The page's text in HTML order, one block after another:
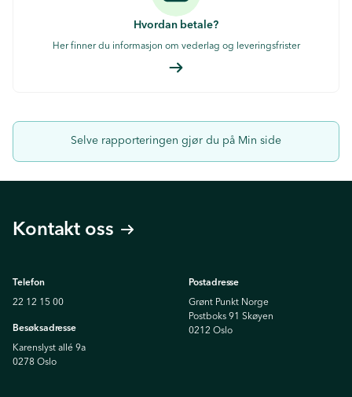
Hvordan betale?
Her finner du informasjon om vederlag og leveringsfrister
Selve rapporteringen gjør du på Min side
Kontakt oss
Telefon
22 12 15 00
Besøksadresse
Karenslyst allé 9a
0278 Oslo
Postadresse
Grønt Punkt Norge
Postboks 91 Skøyen
0212 Oslo